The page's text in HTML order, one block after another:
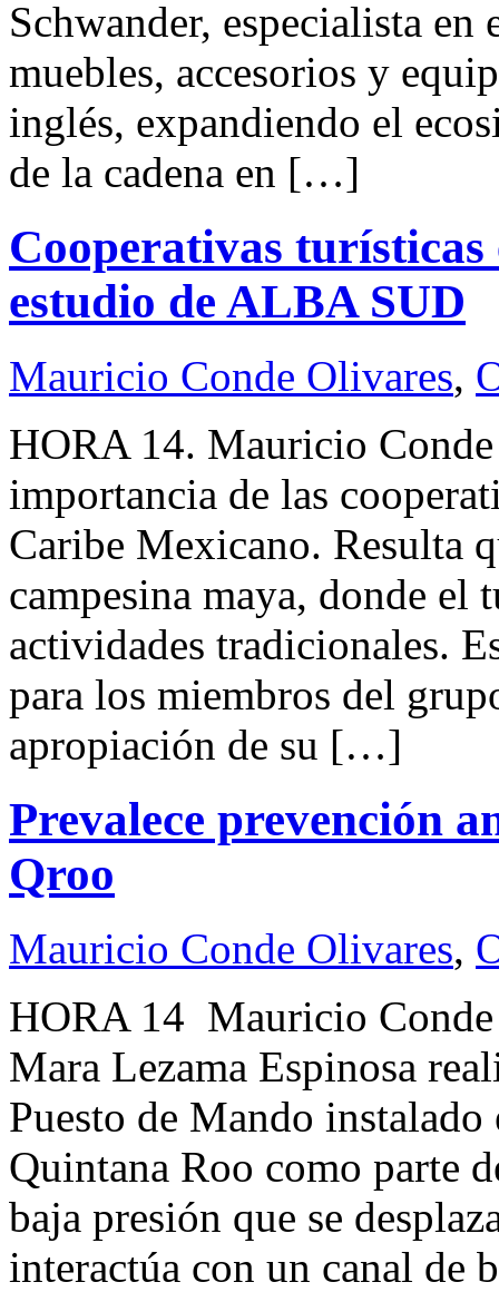
Schwander, especialista
muebles, accesorios y
inglés, expandiendo el
de la cadena en […]
Cooperativas
estudio de ALBA SUD
Mauricio Conde Olivares,
HORA 14. Mauricio
importancia de las
Caribe Mexicano. Resulta
campesina maya, donde el
actividades tradicionales.
para los miembros del
apropiación de su […]
Prevalece prevención
Qroo
Mauricio Conde Olivares,
HORA 14 Mauricio
Mara Lezama Espinosa
Puesto de Mando
Quintana Roo como parte
baja presión que se
interactúa con un canal